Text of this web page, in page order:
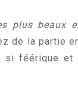
plus beaux
de la partie
si féérique